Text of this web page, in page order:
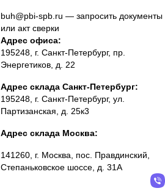
buh@pbi-spb.ru — запросить документы
или акт сверки
Адрес офиса:
195248, г. Санкт-Петербург, пр.
Энергетиков, д. 22
Адрес склада Санкт-Петербург:
195248, г. Санкт-Петербург, ул.
Партизанская, д. 25к3
Адрес склада Москва:
141260, г. Москва, пос. Правдинский,
Степаньковское шоссе, д. 31А